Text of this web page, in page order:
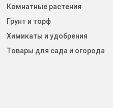
Комнатные растения
Грунт и торф
Химикаты и удобрения
Товары для сада и огорода